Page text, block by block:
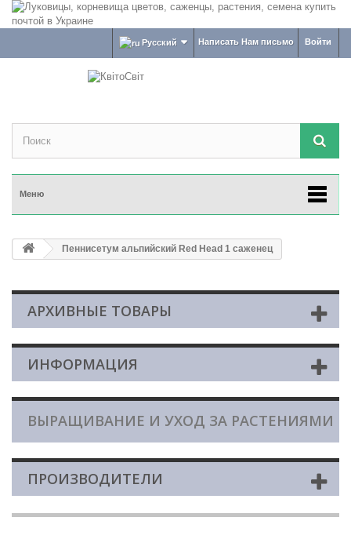
Войти
Написать Нам письмо
Русский
Меню
Пеннисетум альпийский Red Head 1 саженец
АРХИВНЫЕ ТОВАРЫ
ИНФОРМАЦИЯ
ВЫРАЩИВАНИЕ И УХОД ЗА РАСТЕНИЯМИ
ПРОИЗВОДИТЕЛИ